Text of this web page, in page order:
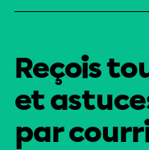
Reçois
et
par